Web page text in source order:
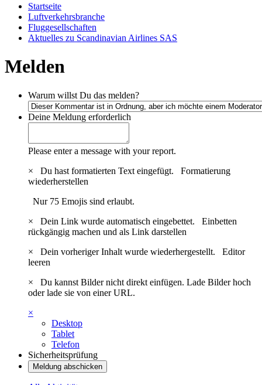
Startseite
Luftverkehrsbranche
Fluggesellschaften
Aktuelles zu Scandinavian Airlines SAS
Melden
Warum willst Du das melden?
Deine Meldung erforderlich
Please enter a message with your report.
×
Du hast formatierten Text eingefügt. Formatierung
wiederherstellen
Nur 75 Emojis sind erlaubt.
×
Dein Link wurde automatisch eingebettet. Einbetten
rückgängig machen und als Link darstellen
×
Dein vorheriger Inhalt wurde wiederhergestellt. Editor
leeren
×
Du kannst Bilder nicht direkt einfügen. Lade Bilder hoch
oder lade sie von einer URL.
×
Desktop
Tablet
Telefon
Sicherheitsprüfung
Meldung abschicken